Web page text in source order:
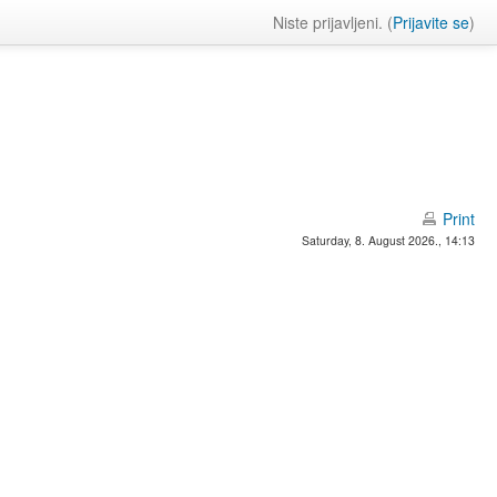
Niste prijavljeni. (Prijavite se)
Print
Saturday, 8. August 2026., 14:13